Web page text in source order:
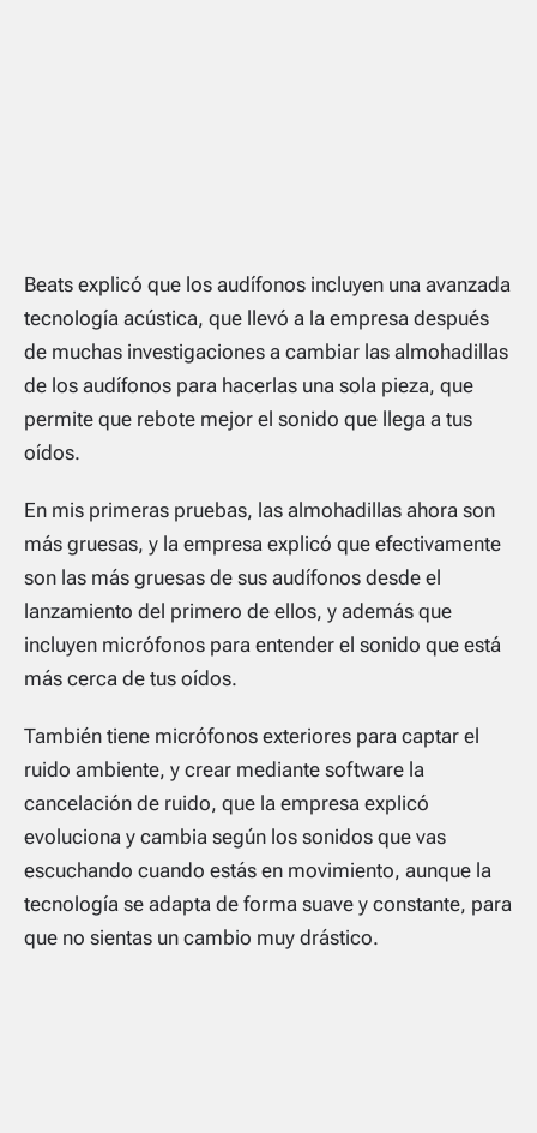
Beats explicó que los audífonos incluyen una avanzada
tecnología acústica, que llevó a la empresa después
de muchas investigaciones a cambiar las almohadillas
de los audífonos para hacerlas una sola pieza, que
permite que rebote mejor el sonido que llega a tus
oídos.
En mis primeras pruebas, las almohadillas ahora son
más gruesas, y la empresa explicó que efectivamente
son las más gruesas de sus audífonos desde el
lanzamiento del primero de ellos, y además que
incluyen micrófonos para entender el sonido que está
más cerca de tus oídos.
También tiene micrófonos exteriores para captar el
ruido ambiente, y crear mediante software la
cancelación de ruido, que la empresa explicó
evoluciona y cambia según los sonidos que vas
escuchando cuando estás en movimiento, aunque la
tecnología se adapta de forma suave y constante, para
que no sientas un cambio muy drástico.